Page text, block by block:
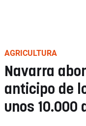
AGRICULTURA
Navarra
anticipo de
unos 10.000